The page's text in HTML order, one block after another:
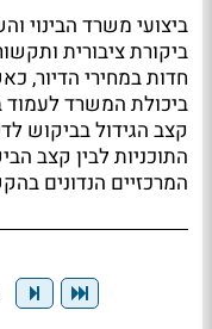
ביצועי משרד הבינוי
ביקורת ציבורית
חדות במחירי הדיור,
ביכולת המשרד לעמוד
קצב הגידול בביקוש
התוכניות לבין קצב
המרכזיים הנדונים